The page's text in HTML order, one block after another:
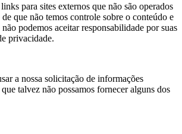
para sites externos que não são operados
que não temos controle sobre o conteúdo e
não podemos aceitar responsabilidade por suas
privacidade.
a nossa solicitação de informações
talvez não possamos fornecer alguns dos